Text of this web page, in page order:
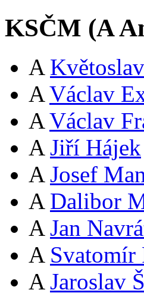
KSČM (A
A
A Václav
A Václav
A Jiří Hájek
A Josef
A Dalibor
A Jan
A Svatomír
A Jaroslav